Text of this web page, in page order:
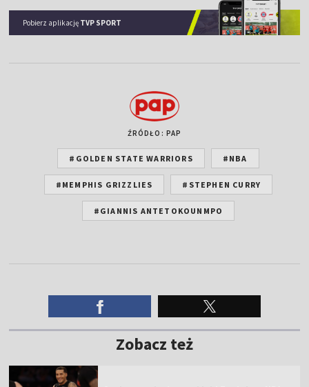
Pobierz aplikację TVP SPORT
ŹRÓDŁO: PAP
#GOLDEN STATE WARRIORS #NBA
#MEMPHIS GRIZZLIES #STEPHEN CURRY
#GIANNIS ANTETOKOUNMPO
Zobacz też